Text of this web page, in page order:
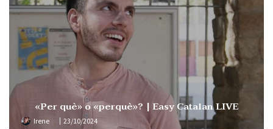
«Per què» o «perquè»? | Easy Catalan LIVE
Irene 23/10/2024